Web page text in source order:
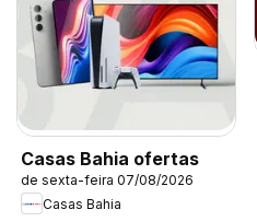
Casas Bahia ofertas
de sexta-feira 07/08/2026
Casas Bahia